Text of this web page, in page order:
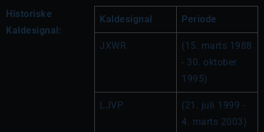
Historiske
Kaldesignal:
Kaldesignal Periode
JXWR
(15. marts 1988
- 30. oktober
1995)
LJVP
(21. juli 1999 -
4. marts 2003)